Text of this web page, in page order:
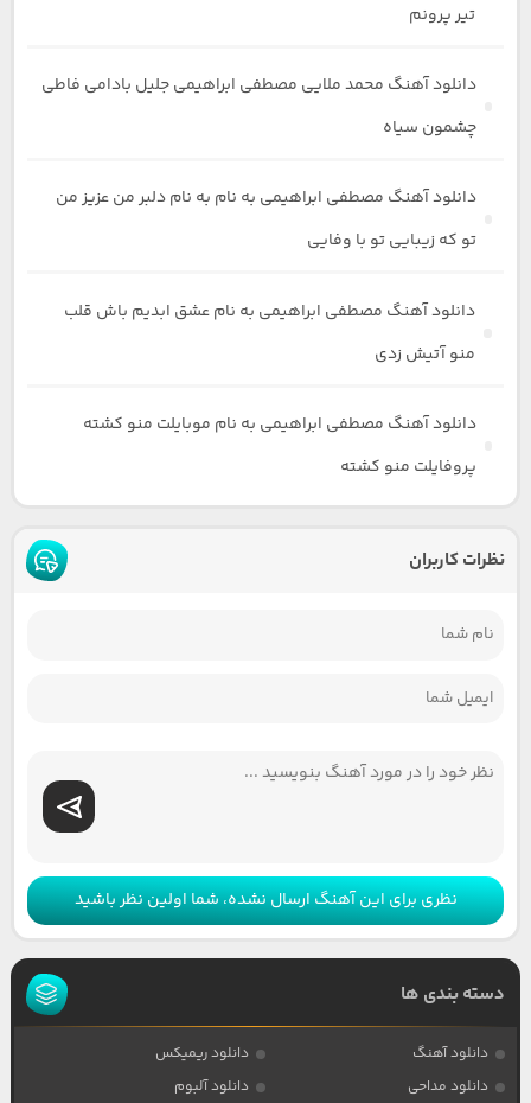
تیر پرونم
دانلود آهنگ محمد ملایی مصطفی ابراهیمی جلیل بادامی فاطی
چشمون سیاه
دانلود آهنگ مصطفی ابراهیمی به نام به نام دلبر من عزیز من
تو که زیبایی تو با وفایی
دانلود آهنگ مصطفی ابراهیمی به نام عشق ابدیم باش قلب
منو آتیش زدی
دانلود آهنگ مصطفی ابراهیمی به نام موبایلت منو کشته
پروفایلت منو کشته
نظرات کاربران
نظری برای این آهنگ ارسال نشده، شما اولین نظر باشید
دسته بندی ها
دانلود آهنگ
دانلود ریمیکس
دانلود مداحی
دانلود آلبوم